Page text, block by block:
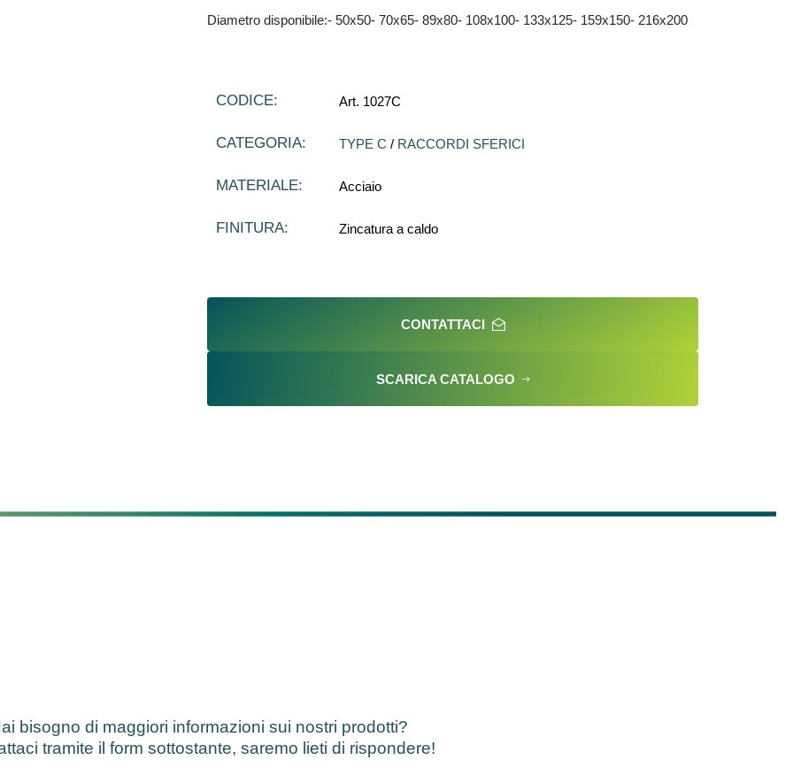
Diametro disponibile:- 50x50- 70x65- 89x80- 108x100- 133x125- 159x150- 216x200
CODICE: Art. 1027C
CATEGORIA: TYPE C / RACCORDI SFERICI
MATERIALE: Acciaio
FINITURA: Zincatura a caldo
CONTATTACI
SCARICA CATALOGO
bisogno di maggiori informazioni sui nostri prodotti?
tramite il form sottostante, saremo lieti di rispondere!